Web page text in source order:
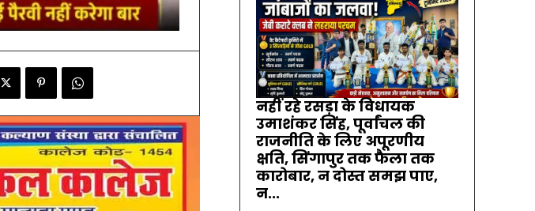
नहीं रहे रसड़ा के विधायक
उमाशंकर सिंह, पूर्वांचल की
राजनीति के लिए अपूरणीय
क्षति, सिंगापुर तक फैला तक
कारोबार, न दोस्त समझ पाए,
न...